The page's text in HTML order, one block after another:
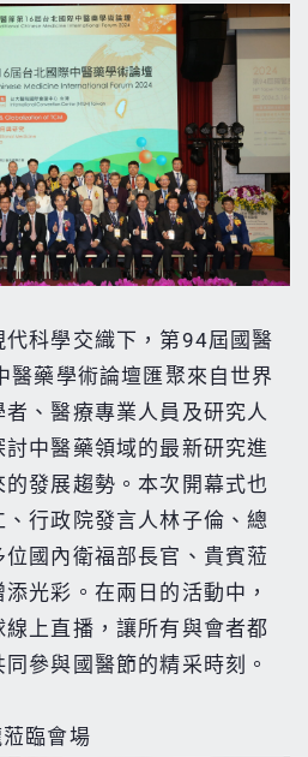
科學交織下，第94屆國醫
醫藥學術論壇匯聚來自世界
、醫療專業人員及研究人
中醫藥領域的最新研究進
發展趨勢。本次開幕式也
行政院發言人林子倫、總
國內衛福部長官、貴賓蒞
光彩。在兩日的活動中，
上直播，讓所有與會者都
參與國醫節的精采時刻。
臨會場